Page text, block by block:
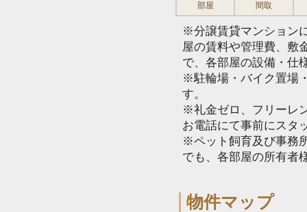
部屋 間取
※分譲賃貸マンション
屋の賃料や管理費、敷
で、各部屋の設備・仕
※駐輪場・バイク置場
す。
※礼金ゼロ、フリーレ
お電話にて事前にスタ
※ペット飼育及び事務
でも、各部屋の所有者
物件マップ